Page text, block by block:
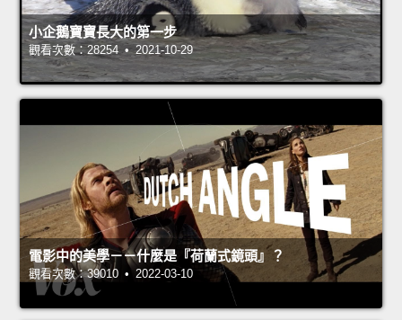
小企鵝寶寶長大的第一步
觀看次數：28254 • 2021-10-29
電影中的美學－－什麼是『荷蘭式鏡頭』？
觀看次數：39010 • 2022-03-10